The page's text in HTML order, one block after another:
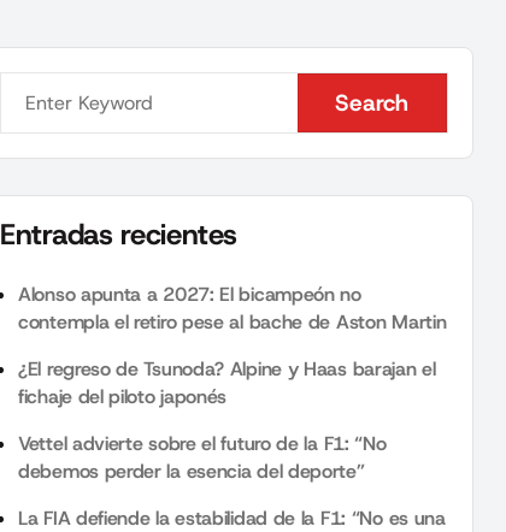
Search
Search
Entradas recientes
Alonso apunta a 2027: El bicampeón no
contempla el retiro pese al bache de Aston Martin
¿El regreso de Tsunoda? Alpine y Haas barajan el
fichaje del piloto japonés
Vettel advierte sobre el futuro de la F1: “No
debemos perder la esencia del deporte”
La FIA defiende la estabilidad de la F1: “No es una